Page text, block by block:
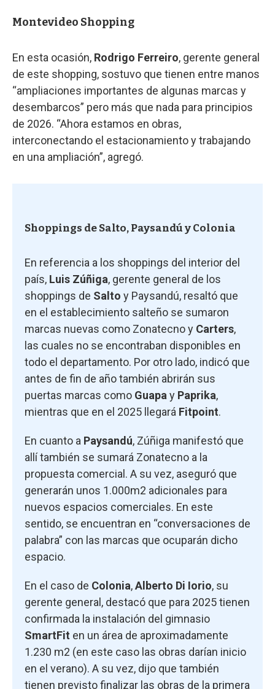
Montevideo Shopping
En esta ocasión, Rodrigo Ferreiro, gerente general
de este shopping, sostuvo que tienen entre manos
“ampliaciones importantes de algunas marcas y
desembarcos” pero más que nada para principios
de 2026. “Ahora estamos en obras,
interconectando el estacionamiento y trabajando
en una ampliación”, agregó.
Shoppings de Salto, Paysandú y Colonia
En referencia a los shoppings del interior del
país, Luis Zúñiga, gerente general de los
shoppings de Salto y Paysandú, resaltó que
en el establecimiento salteño se sumaron
marcas nuevas como Zonatecno y Carters,
las cuales no se encontraban disponibles en
todo el departamento. Por otro lado, indicó que
antes de fin de año también abrirán sus
puertas marcas como Guapa y Paprika,
mientras que en el 2025 llegará Fitpoint.
En cuanto a Paysandú, Zúñiga manifestó que
allí también se sumará Zonatecno a la
propuesta comercial. A su vez, aseguró que
generarán unos 1.000m2 adicionales para
nuevos espacios comerciales. En este
sentido, se encuentran en “conversaciones de
palabra” con las marcas que ocuparán dicho
espacio.
En el caso de Colonia,Alberto Di Iorio, su
gerente general, destacó que para 2025 tienen
confirmada la instalación del gimnasio
SmartFit en un área de aproximadamente
1.230 m2 (en este caso las obras darían inicio
en el verano). A su vez, dijo que también
tienen previsto finalizar las obras de la primera